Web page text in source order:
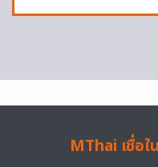
MThai เชื่อใ